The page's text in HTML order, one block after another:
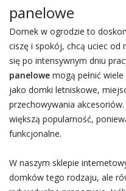
panelowe
Domek w ogrodzie to
ciszę i spokój, chcą uciec od
się po intensywnym dniu
panelowe mogą pełnić
jako domki letniskowe,
przechowywania
większą popularność,
funkcjonalne.
W naszym sklepie
domków tego rodzaju, ale